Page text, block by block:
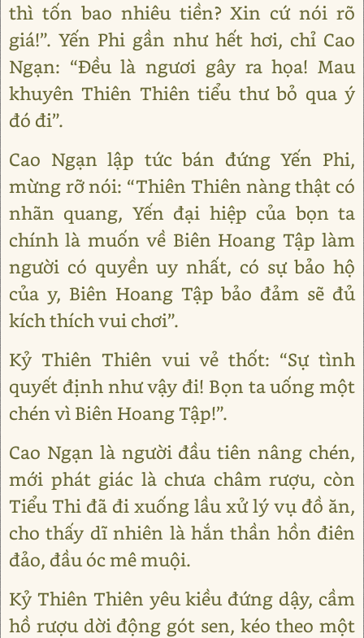
thì tốn bao nhiêu tiền? Xin cứ nói rõ
giá!”. Yến Phi gần như hết hơi, chỉ Cao
Ngạn: “Đều là ngươi gây ra họa! Mau
khuyên Thiên Thiên tiểu thư bỏ qua ý
đó đi”.
Cao Ngạn lập tức bán đứng Yến Phi,
mừng rỡ nói: “Thiên Thiên nàng thật có
nhãn quang, Yến đại hiệp của bọn ta
chính là muốn về Biên Hoang Tập làm
người có quyền uy nhất, có sự bảo hộ
của y, Biên Hoang Tập bảo đảm sẽ đủ
kích thích vui chơi”.
Kỷ Thiên Thiên vui vẻ thốt: “Sự tình
quyết định như vậy đi! Bọn ta uống một
chén vì Biên Hoang Tập!”.
Cao Ngạn là người đầu tiên nâng chén,
mới phát giác là chưa châm rượu, còn
Tiểu Thi đã đi xuống lầu xử lý vụ đồ ăn,
cho thấy dĩ nhiên là hắn thần hồn điên
đảo, đầu óc mê muội.
Kỷ Thiên Thiên yêu kiều đứng dậy, cầm
hồ rượu dời động gót sen, kéo theo một